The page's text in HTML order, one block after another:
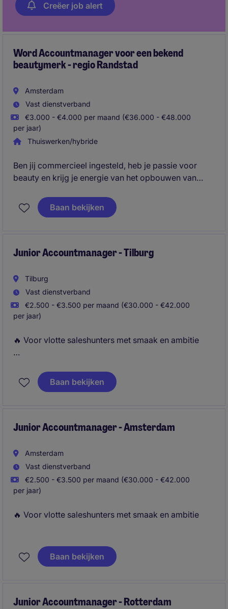
Creëer job alert
Word Accountmanager voor een bekend
beautymerk - regio Randstad
Amsterdam
Vast dienstverband
€3.000 - €4.000 per maand (€36.000 - €48.000
per jaar)
Thuiswerken/hybride
Ben jij commercieel ingesteld, heb je passie voor
beauty en krijg je energie van het opbouwen van
ben je verantwoordelijk voor de groei van een sterk
internationaal A-merk binnen de professionele
kansen en zorgt ervoor dat klanten het maximale uit
Baan bekijken
Junior Accountmanager - Tilburg
Tilburg
Vast dienstverband
€2.500 - €3.500 per maand (€30.000 - €42.000
per jaar)
🔥 Voor vlotte saleshunters met smaak en ambitie
de schakel tussen ambitieuze professionals en
toonaangevende bedrijven. Je gebruikt je
Baan bekijken
Junior Accountmanager - Amsterdam
Amsterdam
Vast dienstverband
€2.500 - €3.500 per maand (€30.000 - €42.000
per jaar)
🔥 Voor vlotte saleshunters met smaak en ambitie
de schakel tussen ambitieuze professionals en
toonaangevende bedrijven. Je gebruikt je
Baan bekijken
Junior Accountmanager - Rotterdam